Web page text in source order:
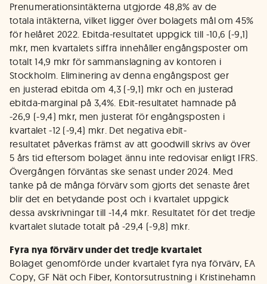
Prenumerationsintäkterna utgjorde 48,8% av de
totala intäkterna, vilket ligger över bolagets mål om 45%
för helåret 2022. Ebitda-resultatet uppgick till -10,6 (-9,1)
mkr, men kvartalets siffra innehåller engångsposter om
totalt 14,9 mkr för sammanslagning av kontoren i
Stockholm. Eliminering av denna engångspost ger
en justerad ebitda om 4,3 (-9,1) mkr och en justerad
ebitda-marginal på 3,4%. Ebit-resultatet hamnade på
-26,9 (-9,4) mkr, men justerat för engångsposten i
kvartalet -12 (-9,4) mkr. Det negativa ebit-
resultatet påverkas främst av att goodwill skrivs av över
5 års tid eftersom bolaget ännu inte redovisar enligt IFRS.
Övergången förväntas ske senast under 2024. Med
tanke på de många förvärv som gjorts det senaste året
blir det en betydande post och i kvartalet uppgick
dessa avskrivningar till -14,4 mkr. Resultatet för det tredje
kvartalet slutade totalt på -29,4 (-9,8) mkr.
Fyra nya förvärv under det tredje kvartalet
Bolaget genomförde under kvartalet fyra nya förvärv, EA
Copy, GF Nät och Fiber, Kontorsutrustning i Kristinehamn